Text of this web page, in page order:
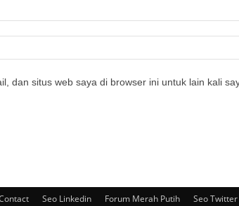
dan situs web saya di browser ini untuk lain kali
Seo Linkedin Forum Merah Putih Seo Twitter